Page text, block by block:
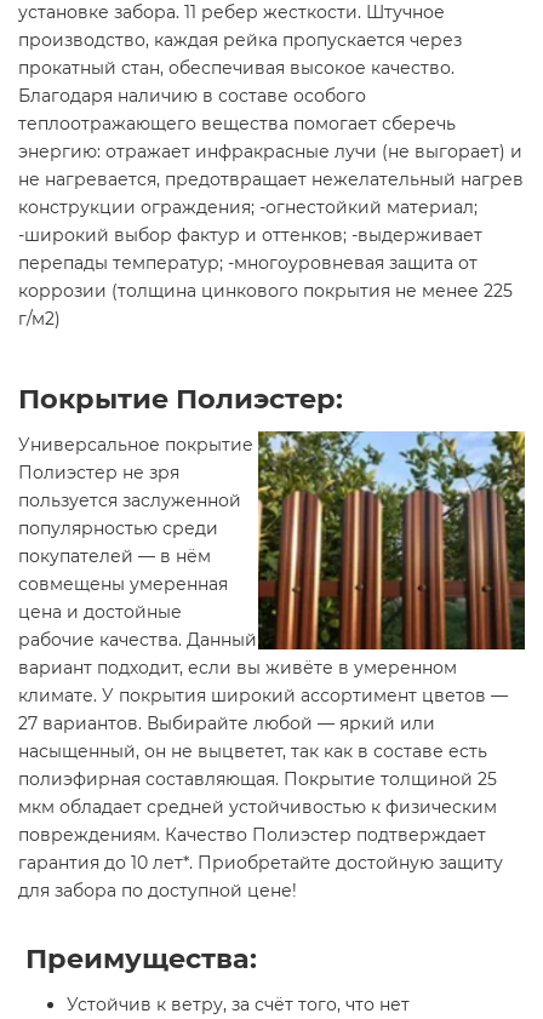
установке забора. 11 ребер жесткости. Штучное
производство, каждая рейка пропускается через
прокатный стан, обеспечивая высокое качество.
Благодаря наличию в составе особого
теплоотражающего вещества помогает сберечь
энергию: отражает инфракрасные лучи (не выгорает) и
не нагревается, предотвращает нежелательный нагрев
конструкции ограждения; -огнестойкий материал;
-широкий выбор фактур и оттенков; -выдерживает
перепады температур; -многоуровневая защита от
коррозии (толщина цинкового покрытия не менее 225
г/м2)
Покрытие Полиэстер:
Универсальное покрытие
Полиэстер не зря
пользуется заслуженной
популярностью среди
покупателей — в нём
совмещены умеренная
цена и достойные
рабочие качества. Данный
вариант подходит, если вы живёте в умеренном
климате. У покрытия широкий ассортимент цветов —
27 вариантов. Выбирайте любой — яркий или
насыщенный, он не выцветет, так как в составе есть
полиэфирная составляющая. Покрытие толщиной 25
мкм обладает средней устойчивостью к физическим
повреждениям. Качество Полиэстер подтверждает
гарантия до 10 лет*. Приобретайте достойную защиту
для забора по доступной цене!
Преимущества:
Устойчив к ветру, за счёт того, что нет